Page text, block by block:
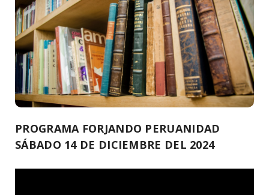
PROGRAMA FORJANDO PERUANIDAD
SÁBADO 14 DE DICIEMBRE DEL 2024